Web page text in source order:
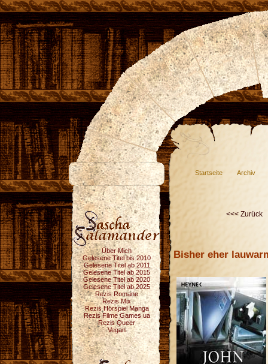
Startseite Archiv
Über Mich
Gelesene Titel bis 2010
Gelesene Titel ab 2011
Gelesene Titel ab 2015
Gelesene Titel ab 2020
Gelesene Titel ab 2025
Rezis Romane
Rezis Mix
Rezis Hörspiel Manga
Rezis Filme Games ua
Rezis Queer
Vegan
<<< Zurück
Bisher eher